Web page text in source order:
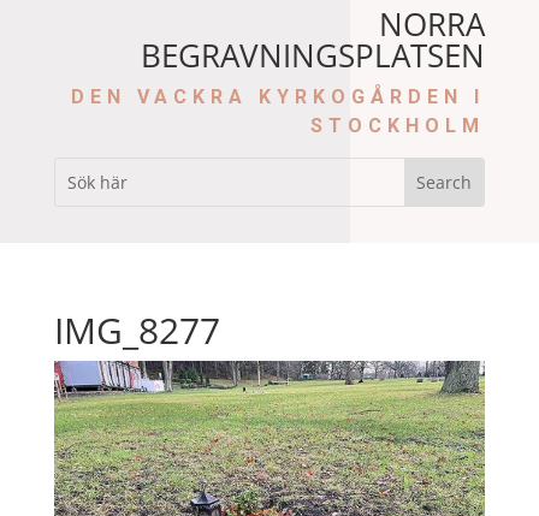
NORRA
BEGRAVNINGSPLATSEN
DEN VACKRA KYRKOGÅRDEN I
STOCKHOLM
IMG_8277